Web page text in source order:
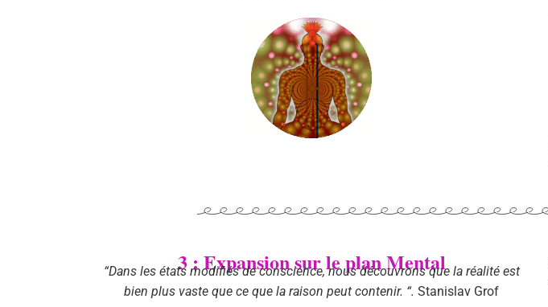
3 : Expansion sur le plan Mental
“Dans les états modifiés de conscience, nous découvrons que la réalité est
bien plus vaste que ce que la raison peut contenir. “. Stanislav Grof